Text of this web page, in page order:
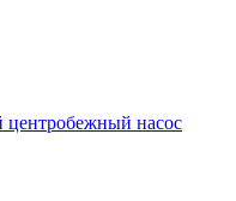
центробежный насос